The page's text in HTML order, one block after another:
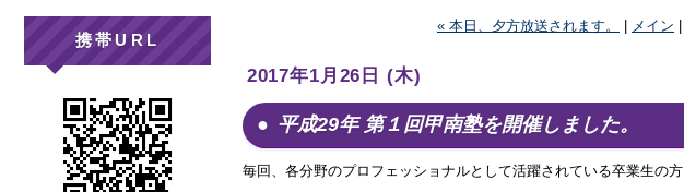
携帯URL
« 本日、夕方放送されます。 メイン
2017年1月26日 (木)
平成29年 第１回甲南塾を開催しました。
毎回、各分野のプロフェッショナルとして活躍されている卒業生の